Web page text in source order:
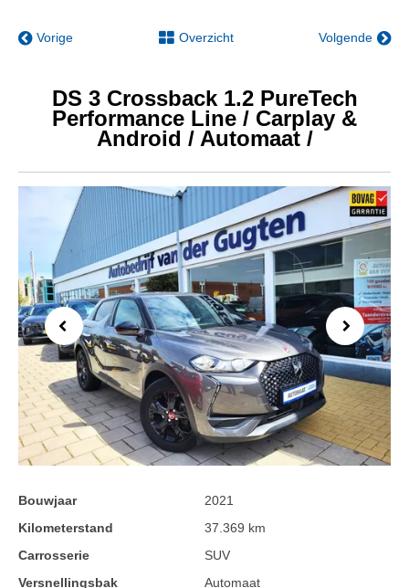
Vorige Overzicht Volgende
DS 3 Crossback 1.2 PureTech
Performance Line / Carplay &
Android / Automaat /
Previous Next
Bouwjaar
2021
Kilometerstand
37.369 km
Carrosserie
SUV
Versnellingsbak
Automaat